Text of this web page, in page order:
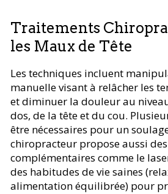
Traitements
les Maux de Tête
Les techniques incluent
manuelle visant à relâcher les
et diminuer la douleur au
dos, de la tête et du cou.
être nécessaires pour un
chiropracteur propose aussi
complémentaires comme le
des habitudes de vie saines
alimentation équilibrée) pour